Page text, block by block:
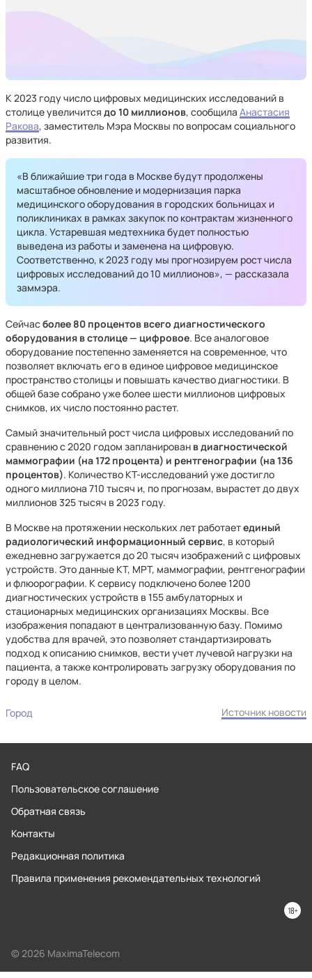
К 2023 году число цифровых медицинских исследований в
столице увеличится до 10 миллионов, сообщила Анастасия
Ракова, заместитель Мэра Москвы по вопросам социального
развития.
«В ближайшие три года в Москве будут продолжены
масштабное обновление и модернизация парка
медицинского оборудования в городских больницах и
поликлиниках в рамках закупок по контрактам жизненного
цикла. Устаревшая медтехника будет полностью
выведена из работы и заменена на цифровую.
Соответственно, к 2023 году мы прогнозируем рост числа
цифровых исследований до 10 миллионов», — рассказала
заммэра.
Сейчасболее 80 процентов всего диагностического
оборудования в столице — цифровое. Все аналоговое
оборудование постепенно заменяется на современное, что
позволяет включать его в единое цифровое медицинское
пространство столицы и повышать качество диагностики. В
общей базе собрано уже более шести миллионов цифровых
снимков, их число постоянно растет.
Самый значительный рост числа цифровых исследований по
сравнению с 2020 годом запланирован в диагностической
маммографии (на 172 процента) и рентгенографии (на 136
процентов). Количество КТ-исследований уже достигло
одного миллиона 710 тысяч и, по прогнозам, вырастет до двух
миллионов 325 тысяч в 2023 году.
В Москве на протяжении нескольких лет работаетединый
радиологический информационный сервис, в который
ежедневно загружается до 20 тысяч изображений с цифровых
устройств. Это данные КТ, МРТ, маммографии, рентгенографии
и флюорографии. К сервису подключено более 1200
диагностических устройств в 155 амбулаторных и
стационарных медицинских организациях Москвы. Все
изображения попадают в централизованную базу. Помимо
удобства для врачей, это позволяет стандартизировать
подход к описанию снимков, вести учет лучевой нагрузки на
пациента, а также контролировать загрузку оборудования по
городу в целом.
Город Источник новости
FAQ
Пользовательское соглашение
Обратная связь
Контакты
Редакционная политика
Правила применения рекомендательных технологий
© 2026 MaximaTelecom